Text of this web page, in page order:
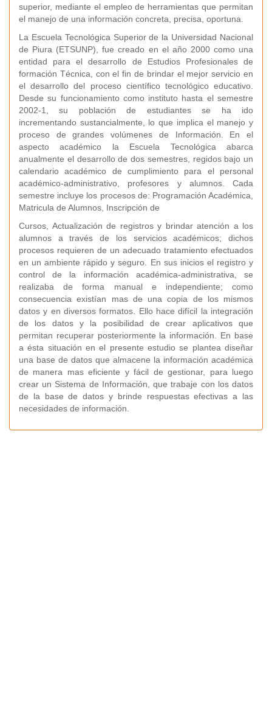
superior, mediante el empleo de herramientas que permitan
el manejo de una información concreta, precisa, oportuna.
La Escuela Tecnológica Superior de la Universidad Nacional
de Piura (ETSUNP), fue creado en el año 2000 como una
entidad para el desarrollo de Estudios Profesionales de
formación Técnica, con el fin de brindar el mejor servicio en
el desarrollo del proceso científico tecnológico educativo.
Desde su funcionamiento como instituto hasta el semestre
2002-1, su población de estudiantes se ha ido
incrementando sustancialmente, lo que implica el manejo y
proceso de grandes volúmenes de Información. En el
aspecto académico la Escuela Tecnológica abarca
anualmente el desarrollo de dos semestres, regidos bajo un
calendario académico de cumplimiento para el personal
académico-administrativo, profesores y alumnos. Cada
semestre incluye los procesos de: Programación Académica,
Matricula de Alumnos, Inscripción de
Cursos, Actualización de registros y brindar atención a los
alumnos a través de los servicios académicos; dichos
procesos requieren de un adecuado tratamiento efectuados
en un ambiente rápido y seguro. En sus inicios el registro y
control de la información académica-administrativa, se
realizaba de forma manual e independiente; como
consecuencia existían mas de una copia de los mismos
datos y en diversos formatos. Ello hace difícil la integración
de los datos y la posibilidad de crear aplicativos que
permitan recuperar posteriormente la información. En base
a ésta situación en el presente estudio se plantea diseñar
una base de datos que almacene la información académica
de manera mas eficiente y fácil de gestionar, para luego
crear un Sistema de Información, que trabaje con los datos
de la base de datos y brinde respuestas efectivas a las
necesidades de información.